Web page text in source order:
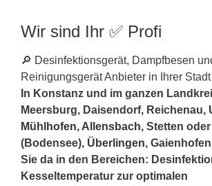
Wir sind Ihr ✅ Profi
🔎 Desinfektionsgerät, Dampfbesen
Reinigungsgerät Anbieter in Ihrer
In Konstanz und im ganzen
Meersburg, Daisendorf, Reichenau,
Mühlhofen, Allensbach, Stetten
(Bodensee), Überlingen,
Sie da in den Bereichen:
Kesseltemperatur zur optimalen